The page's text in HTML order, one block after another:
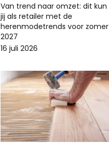
Van trend naar omzet: dit kun
jij als retailer met de
herenmodetrends voor zomer
2027
16 juli 2026